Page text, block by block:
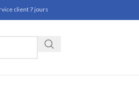
client 7 jours